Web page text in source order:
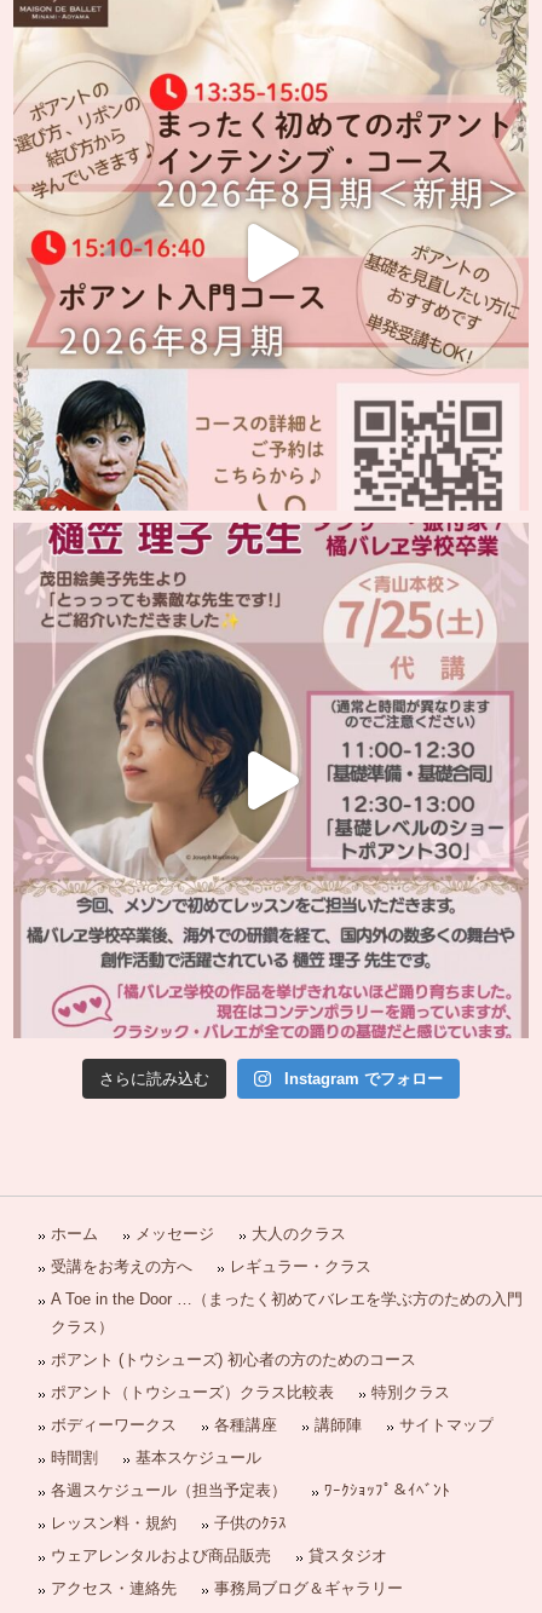
さらに読み込む Instagram でフォロー
ホーム メッセージ
大人のクラス
受講をお考えの方へ
レギュラー・クラス
A Toe in the Door …（まったく初めてバレエを学ぶ方のための入門
クラス）
ポアント (トウシューズ) 初心者の方のためのコース
ポアント（トウシューズ）クラス比較表
特別クラス
ボディーワークス
各種講座 講師陣
サイトマップ
時間割
基本スケジュール
各週スケジュール（担当予定表）
ﾜｰｸｼｮｯﾌﾟ＆ｲﾍﾞﾝﾄ
レッスン料・規約
子供のｸﾗｽ
ウェアレンタルおよび商品販売
貸スタジオ
アクセス・連絡先
事務局ブログ＆ギャラリー